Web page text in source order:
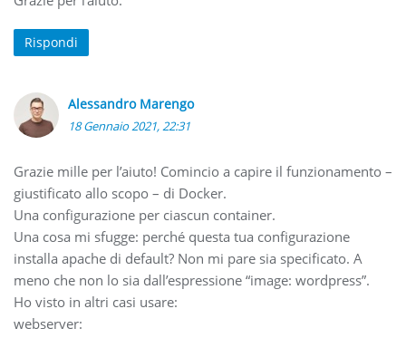
Rispondi
Alessandro Marengo
18 Gennaio 2021, 22:31
Grazie mille per l’aiuto! Comincio a capire il funzionamento –
giustificato allo scopo – di Docker.
Una configurazione per ciascun container.
Una cosa mi sfugge: perché questa tua configurazione
installa apache di default? Non mi pare sia specificato. A
meno che non lo sia dall’espressione “image: wordpress”.
Ho visto in altri casi usare:
webserver: